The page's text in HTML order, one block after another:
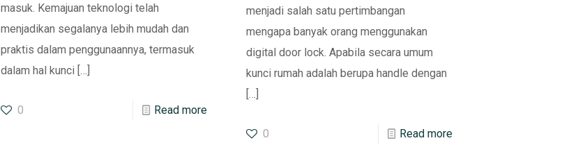
masuk. Kemajuan teknologi telah
menjadikan segalanya lebih mudah dan
praktis dalam penggunaannya, termasuk
dalam hal kunci […]
0 Read more
menjadi salah satu pertimbangan
mengapa banyak orang menggunakan
digital door lock. Apabila secara umum
kunci rumah adalah berupa handle dengan
[…]
0 Read more